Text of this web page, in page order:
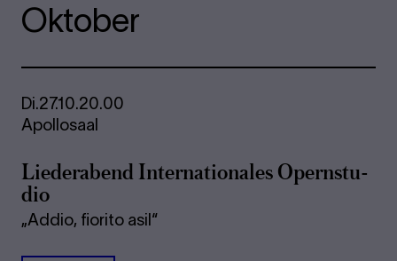
Oktober
Di.27.10.20.00
Apollosaal
Lie­der­abend In­ter­na­tio­na­les Opern­stu­
dio
„Addio, fiorito asil“